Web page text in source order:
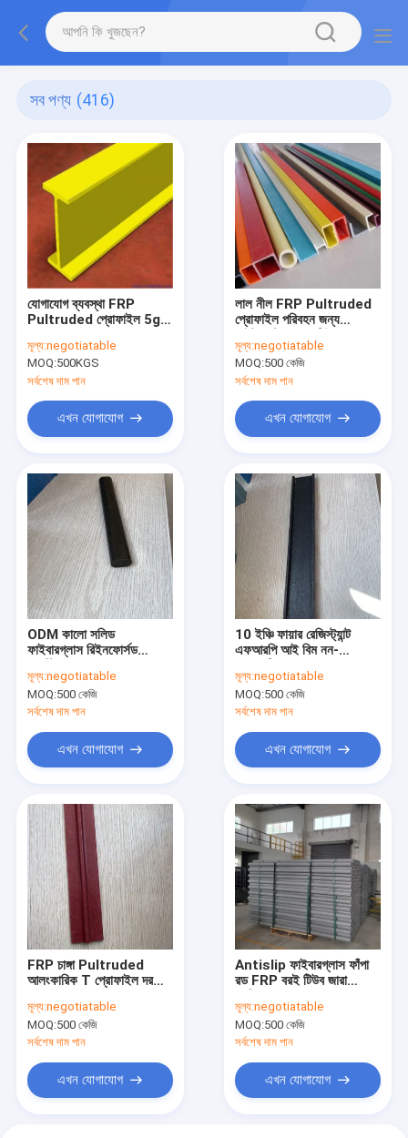
সব পণ্য (416)
যোগাযোগ ব্যবস্থা FRP
Pultruded প্রোফাইল 5g
মূল্য:negotiatable
MOQ:500KGS
সর্বশেষ দাম পান
এখন যোগাযোগ
লাল নীল FRP Pultruded
প্রোফাইল পরিবহন জন্য
মূল্য:negotiatable
MOQ:500 কেজি
সর্বশেষ দাম পান
এখন যোগাযোগ
ODM কালো সলিড
ফাইবারগ্লাস রিইনফোর্সড
10cm Dia
মূল্য:negotiatable
MOQ:500 কেজি
সর্বশেষ দাম পান
এখন যোগাযোগ
10 ইঞ্চি ফায়ার রেজিস্ট্যান্ট
এফআরপি আই বিম নন-
ট্রিটমেন্ট টুল
মূল্য:negotiatable
MOQ:500 কেজি
সর্বশেষ দাম পান
এখন যোগাযোগ
FRP চাঙ্গা Pultruded
আলংকারিক T প্রোফাইল দরজা
মূল্য:negotiatable
MOQ:500 কেজি
সর্বশেষ দাম পান
এখন যোগাযোগ
Antislip ফাইবারগ্লাস ফাঁপা
রড FRP বরই টিউব জারা
মূল্য:negotiatable
MOQ:500 কেজি
সর্বশেষ দাম পান
এখন যোগাযোগ